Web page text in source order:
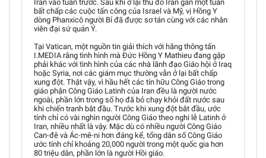
Iran vào tuần trước. Sau khi ở lại thủ đô Iran gần một tuần
bất chấp các cuộc tấn công của Israel và Mỹ, vị Hồng Y
dòng Phanxicô người Bỉ đã được sơ tán cùng với các nhân
viên đại sứ quán Ý.
Tại Vatican, một nguồn tin giải thích với hãng thông tấn
I.MEDIA rằng tình hình mà Đức Hồng Y Mathieu đang gặp
phải khác với tình hình của các nhà lãnh đạo Giáo hội ở Iraq
hoặc Syria, nơi các giám mục thường vẫn ở lại bất chấp
xung đột. Thật vậy, vì hầu hết các tín hữu Công Giáo trong
giáo phận Công Giáo Latinh của Iran đều là người nước
ngoài, phần lớn trong số họ đã bỏ chạy khỏi đất nước sau
khi chiến tranh bắt đầu. Trước khi xung đột bắt đầu, ước
tính chỉ có vài nghìn người Công Giáo theo nghi lễ Latinh ở
Iran, nhiều nhất là vậy. Mặc dù có nhiều người Công Giáo
Can-đê và Ác-mê-ni hơn đáng kể, tổng dân số Công Giáo
ước tính chỉ khoảng 20,000 người trong một quốc gia hơn
80 triệu dân, phần lớn là người Hồi giáo.